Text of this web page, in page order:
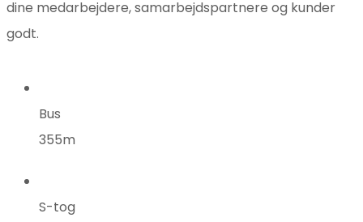
dine medarbejdere, samarbejdspartnere og kunder
godt.
Bus
355m
S-tog